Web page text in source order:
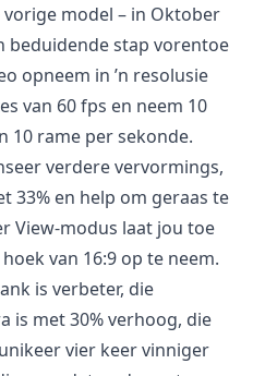
vorige model – in Oktober
beduidende stap vorentoe
opneem in ’n resolusie
van 60 fps en neem 10
10 rame per sekonde.
verdere vervormings,
33% en help om geraas te
View-modus laat jou toe
van 16:9 op te neem.
is verbeter, die
is met 30% verhoog, die
vier keer vinniger